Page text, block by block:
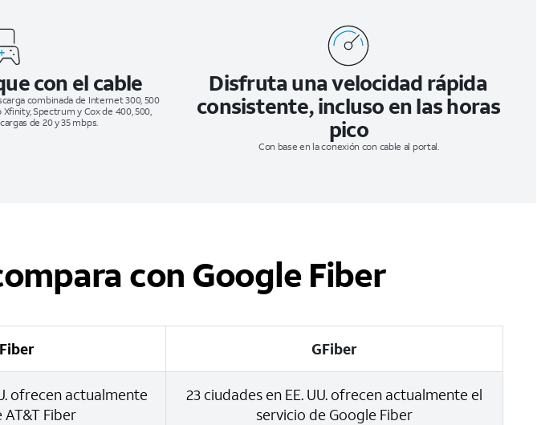
con el cable
combinada de Internet 300, 500
Spectrum y Cox de 400, 500,
de 20 y 35 mbps.
Disfruta una velocidad rápida
consistente, incluso en las horas
pico
Con base en la conexión con cable al portal.
con Google Fiber
GFiber
ofrecen actualmente
Fiber
23 ciudades en EE. UU. ofrecen actualmente el
servicio de Google Fiber